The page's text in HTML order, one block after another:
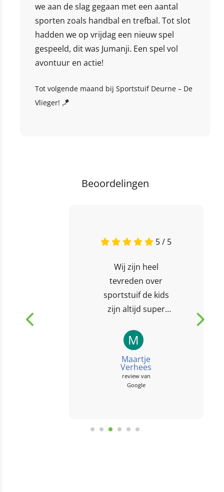
we aan de slag gegaan met een aantal
sporten zoals handbal en trefbal. Tot slot
hadden we op vrijdag een nieuw spel
gespeeld, dit was Jumanji. Een spel vol
avontuur en actie!
Tot volgende maand bij Sportstuif Deurne – De
Vlieger! 🪁
Beoordelingen
5 / 5
Wij zijn heel
tevreden over
sportstuif de kids
zijn altijd super
heel enthousiast
ontvangen. Er
werken alleen maar
spontane
Maartje
Verhees
review van